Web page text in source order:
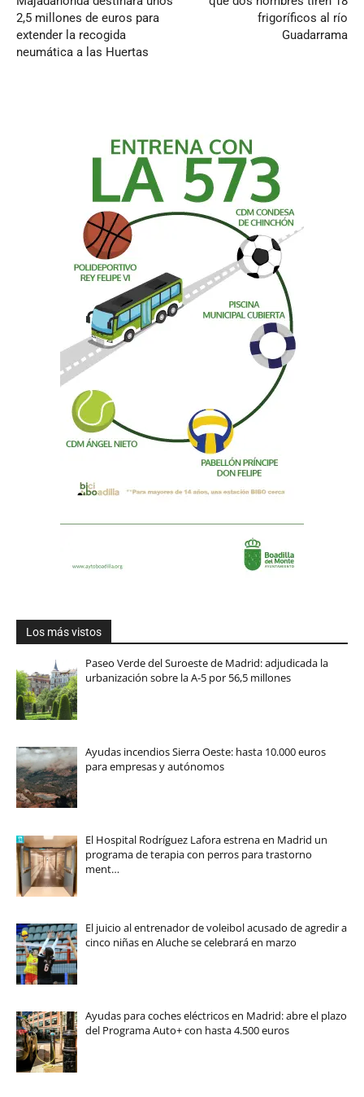
2,5 millones de euros para
extender la recogida
neumática a las Huertas
frigoríficos al río
Guadarrama
Los más vistos
Paseo Verde del Suroeste de Madrid: adjudicada la
urbanización sobre la A-5 por 56,5 millones
Ayudas incendios Sierra Oeste: hasta 10.000 euros
para empresas y autónomos
El Hospital Rodríguez Lafora estrena en Madrid un
programa de terapia con perros para trastorno
ment…
El juicio al entrenador de voleibol acusado de agredir a
cinco niñas en Aluche se celebrará en marzo
Ayudas para coches eléctricos en Madrid: abre el plazo
del Programa Auto+ con hasta 4.500 euros